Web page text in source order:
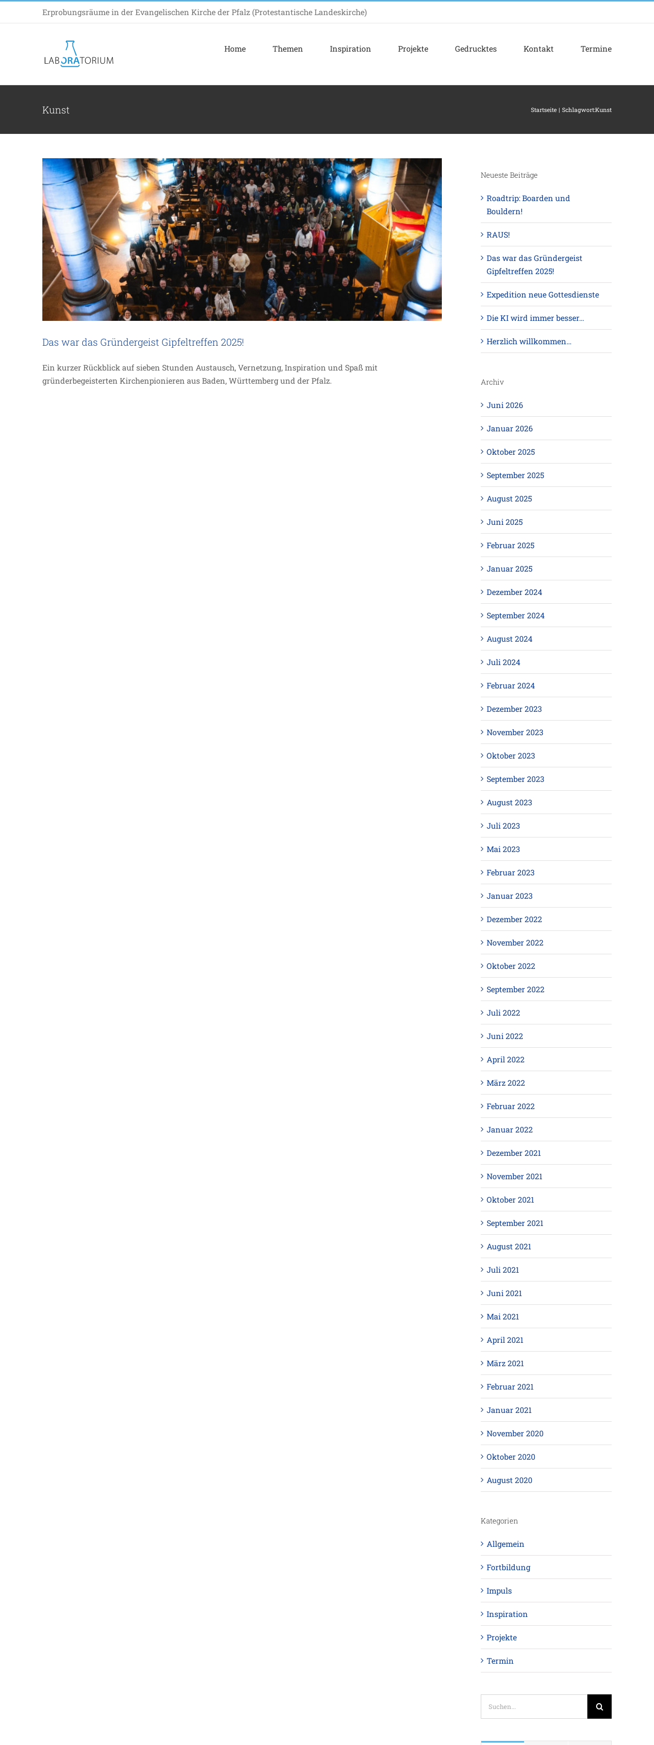
Erprobungsräume in der Evangelischen Kirche der Pfalz (Protestantische Landeskirche)
Home Themen Inspiration Projekte Gedrucktes Kontakt Termine
Kunst Startseite Schlagwort:Kunst
Das war das Gründergeist Gipfeltreffen 2025!
Das war das Gründergeist Gipfeltreffen 2025!
Ein kurzer Rückblick auf sieben Stunden Austausch, Vernetzung, Inspiration und Spaß mit
gründerbegeisterten Kirchenpionieren aus Baden, Württemberg und der Pfalz.
Neueste Beiträge
Roadtrip: Boarden und
Bouldern!
RAUS!
Das war das Gründergeist
Gipfeltreffen 2025!
Expedition neue Gottesdienste
Die KI wird immer besser…
Herzlich willkommen…
Archiv
Juni 2026
Januar 2026
Oktober 2025
September 2025
August 2025
Juni 2025
Februar 2025
Januar 2025
Dezember 2024
September 2024
August 2024
Juli 2024
Februar 2024
Dezember 2023
November 2023
Oktober 2023
September 2023
August 2023
Juli 2023
Mai 2023
Februar 2023
Januar 2023
Dezember 2022
November 2022
Oktober 2022
September 2022
Juli 2022
Juni 2022
April 2022
März 2022
Februar 2022
Januar 2022
Dezember 2021
November 2021
Oktober 2021
September 2021
August 2021
Juli 2021
Juni 2021
Mai 2021
April 2021
März 2021
Februar 2021
Januar 2021
November 2020
Oktober 2020
August 2020
Kategorien
Allgemein
Fortbildung
Impuls
Inspiration
Projekte
Termin